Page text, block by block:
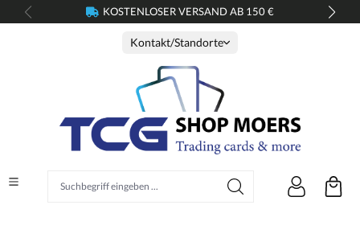
springen KOSTENLOSER VERSAND AB 150 €
Kontakt/Standorte